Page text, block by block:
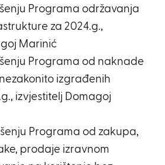
Programa održavanja
za 2024.g.,
Marinić
Programa od naknade
izgrađenih
izvjestitelj Domagoj
Programa od zakupa,
prodaje izravnom